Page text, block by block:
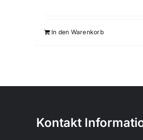
In den Warenkorb
Kontakt